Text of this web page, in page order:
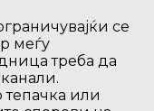
се
меѓу
треба да
тепачка или